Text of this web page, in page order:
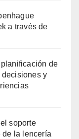
a través de
de
y
soporte
de la lencería